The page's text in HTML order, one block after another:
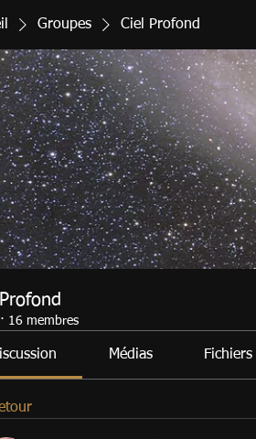
Groupes Ciel Profond
· 16 membres
Médias Fichiers